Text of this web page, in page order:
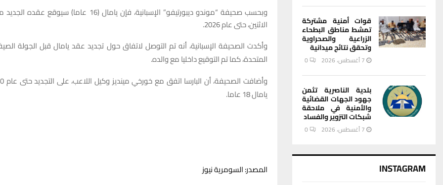
وبحسب صحيفة “موندو ديبورتيفو” الإسبانية، فإن يامال (16
الاثنين، حتى عام 2026.
وأكدت الصحيفة الإسبانية، أنه تم التوصل لاتفاق حول تجديد عقد يامال قبل الجولة
المتحدة، كما تم التوقيع داخليا مع والده.
يامال 18 عاما.
المصدر: السومرية نيوز
قوات أمنية مشتركة
تمشط مناطق البطحاء
الزراعية والصحراوية
وتحقق نتائج ميدانية
7 أغسطس، 2026 0
بلدية الناصرية تثمن
جهود الجهات القضائية
والأمنية في ملاحقة
شبكات التزوير والفساد
7 أغسطس، 2026 0
INSTAGRAM